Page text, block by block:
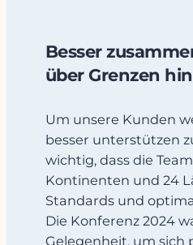
Besser
über Grenzen
Um unsere Kunden
besser unterstützen
wichtig, dass die
Kontinenten und 24
Standards und
Die Konferenz 2024
Gelegenheit, um sich